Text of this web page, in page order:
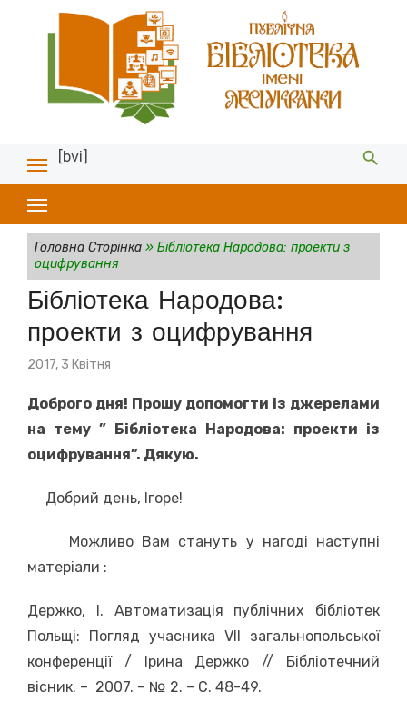
[bvi]
Головна Сторінка» Бібліотека Народова: проекти з
оцифрування
Бібліотека Народова:
проекти з оцифрування
Posted
2017, 3 Квітня
Доброго дня! Прошу допомогти із джерелами
на тему ” Бібліотека Народова: проекти із
оцифрування”. Дякую.
Добрий день, Ігоре!
Можливо Вам стануть у нагоді наступні
матеріали :
Держко, І. Автоматизація публічних бібліотек
Польщі: Погляд учасника VII загальнопольської
конференції / Ірина Держко // Бібліотечний
вісник. – 2007. – № 2. – С. 48-49.